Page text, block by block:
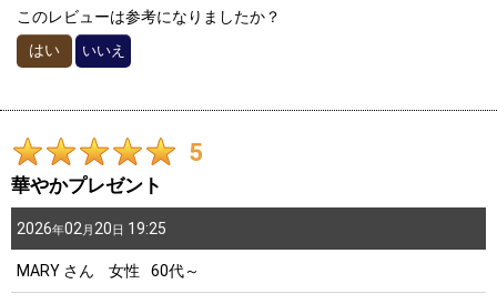
このレビューは参考になりましたか？
はい
いいえ
5
華やかプレゼント
2026年02 月 20 日 19:25
MARY さん 女性 60代～